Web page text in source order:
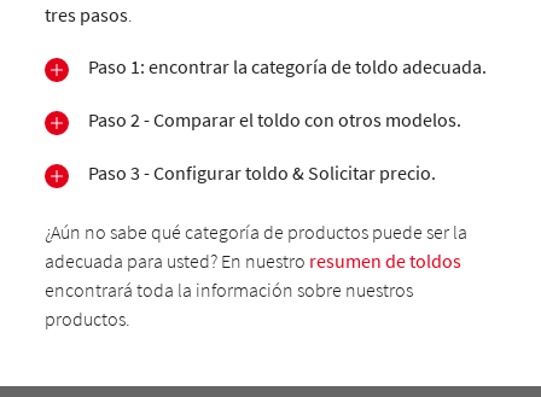
tres pasos.
Paso 1: encontrar la categoría de toldo adecuada.
Paso 2 - Comparar el toldo con otros modelos.
Paso 3 - Configurar toldo & Solicitar precio.
¿Aún no sabe qué categoría de productos puede ser la
adecuada para usted? En nuestro resumen de toldos
encontrará toda la información sobre nuestros
productos.